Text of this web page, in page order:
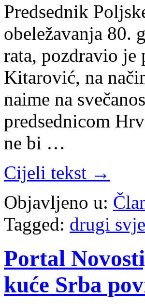
Predsednik
obeležavanja 80.
rata, pozdravio je
Kitarović, na
naime na
predsednicom
ne bi …
Cijeli tekst →
Objavljeno u:
Tagged: drugi
Portal
kuće Srba